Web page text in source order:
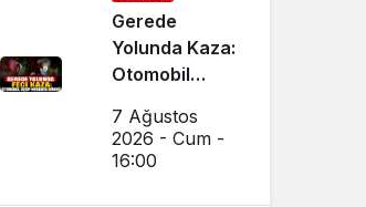
Gerede
Yolunda Kaza:
Otomobil
Hurdaya
Döndü
7 Ağustos
2026 - Cum -
16:00